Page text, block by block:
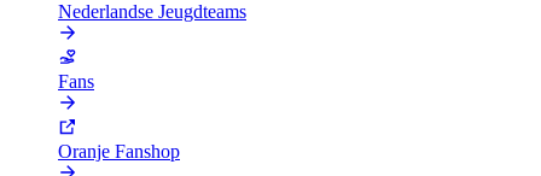
Nederlandse Jeugdteams
Fans
Oranje Fanshop